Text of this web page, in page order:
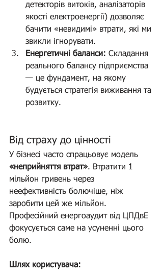
детекторів витоків, аналізаторів
якості електроенергії) дозволяє
бачити «невидимі» втрати, які ми
звикли ігнорувати.
Енергетичні баланси: Складання
реального балансу підприємства
— це фундамент, на якому
будується стратегія виживання та
розвитку.
Від страху до цінності
У бізнесі часто спрацьовує модель
«неприйняття втрат». Втратити 1
мільйон гривень через
неефективність болючіше, ніж
заробити цей же мільйон.
Професійний енергоаудит від ЦПДвЕ
фокусується саме на усуненні цього
болю.
Шлях користувача: